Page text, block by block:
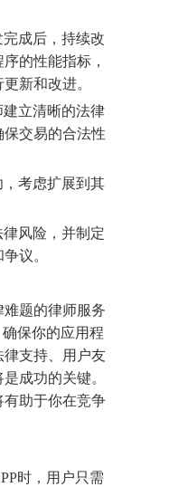
成后，持续改
的性能指标，
新和改进。
立清晰的法律
交易的合法性
考虑扩展到其
风险，并制定
议。
题的律师服务
保你的应用程
支持、用户友
成功的关键。
助于你在竞争
时，用户只需